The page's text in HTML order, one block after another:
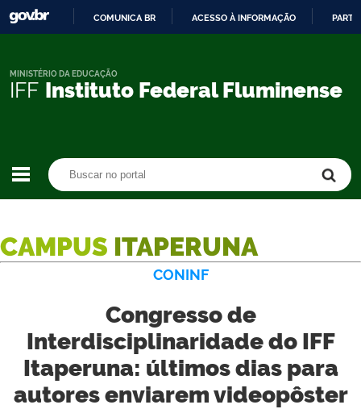
CONTEÚDO
COMUNICA BR ACESSO À INFORMAÇÃO
IFF Instituto Federal Fluminense
MINISTÉRIO DA EDUCAÇÃO
CAMPUS ITAPERUNA
CONINF
Congresso de
Interdisciplinaridade do IFF
Itaperuna: últimos dias para
autores enviarem videopôster